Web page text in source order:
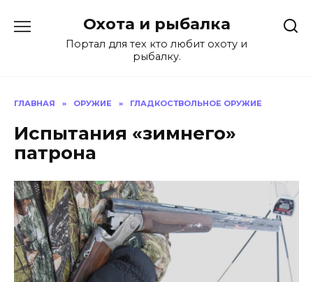
содержанию
Охота и рыбалка
Портал для тех кто любит охоту и
рыбалку.
ГЛАВНАЯ » ОРУЖИЕ » ГЛАДКОСТВОЛЬНОЕ ОРУЖИЕ
Испытания «зимнего»
патрона